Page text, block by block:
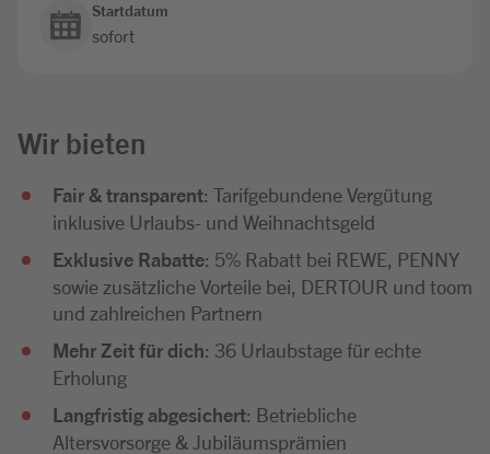
Startdatum
sofort
Wir bieten
Fair & transparent: Tarifgebundene Vergütung
inklusive Urlaubs- und Weihnachtsgeld
Exklusive Rabatte: 5% Rabatt bei REWE, PENNY
sowie zusätzliche Vorteile bei, DERTOUR und toom
und zahlreichen Partnern
Mehr Zeit für dich: 36 Urlaubstage für echte
Erholung
Langfristig abgesichert: Betriebliche
Altersvorsorge & Jubiläumsprämien